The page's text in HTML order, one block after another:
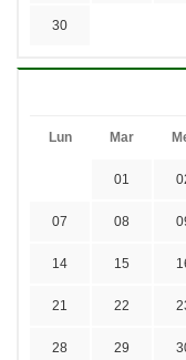
30
Lun Mar
01
07 08
14 15
21 22
28 29